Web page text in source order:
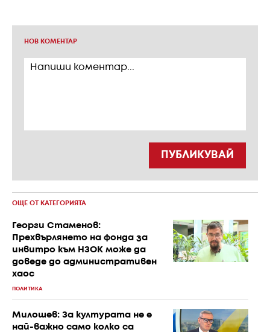
НОВ КОМЕНТАР
ПУБЛИКУВАЙ
ОЩЕ ОТ КАТЕГОРИЯТА
Георги Стаменов:
Прехвърлянето на фонда за
инвитро към НЗОК може да
доведе до административен
хаос
ПОЛИТИКА
Милошев: За културата не е
най-важно само колко са